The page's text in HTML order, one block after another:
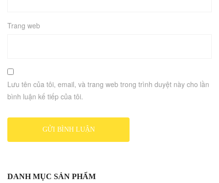
Trang web
Lưu tên của tôi, email, và trang web trong trình duyệt này cho lần
bình luận kế tiếp của tôi.
DANH MỤC SẢN PHẨM